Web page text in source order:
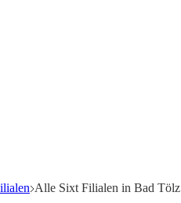
Alle Sixt Filialen in Bad Tölz